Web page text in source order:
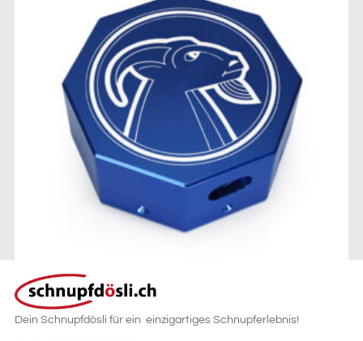
DIAMANT STERNZEICHEN STEINBOCK
CHF69.00
Dein Schnupfdösli für ein einzigartiges Schnupferlebnis!